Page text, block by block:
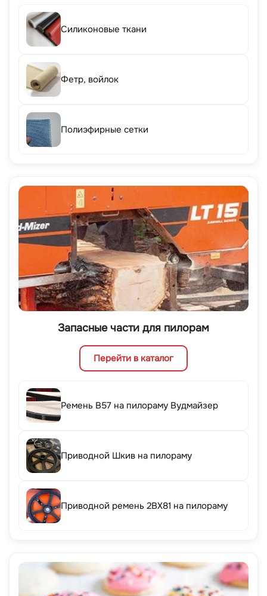
Силиконовые ткани
Фетр, войлок
Полиэфирные сетки
Запасные части для пилорам
Перейти в каталог
Ремень B57 на пилораму Вудмайзер
Приводной Шкив на пилораму
Приводной ремень 2BX81 на пилораму